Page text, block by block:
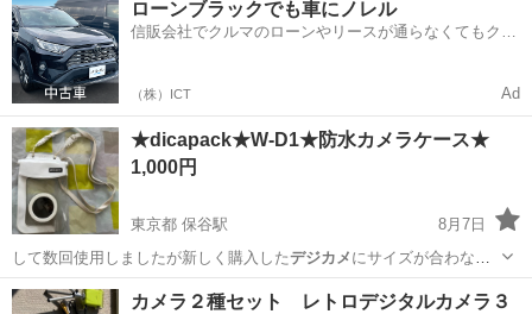
★就業先食堂利用可！日払い制度あり！《茨城県常陸大宮市》 人気の
工場のお仕事 ◇コネクタ製造工...
ローンブラックでも車にノレル
信販会社でクルマのローンやリースが通らなくてもクル
（株）ICT Ad
★dicapack★W-D1★防水カメラケース★
1,000円
東京都 保谷駅
8月7日
して数回使用しましたが新しく購入したデジカメ にサイズが合わなく
なったので出品しま…
東京 練馬区 カメラ デジカメ
カメラ２種セット レトロデジタルカメラ３